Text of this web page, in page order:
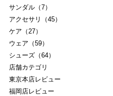
サンダル（7）
アクセサリ（45）
ケア（27）
ウェア（59）
シューズ（64）
店舗カテゴリ
東京本店レビュー
福岡店レビュー